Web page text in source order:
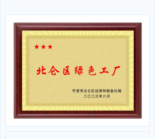
营销网络
战略合作
企业证书资质
联系我们